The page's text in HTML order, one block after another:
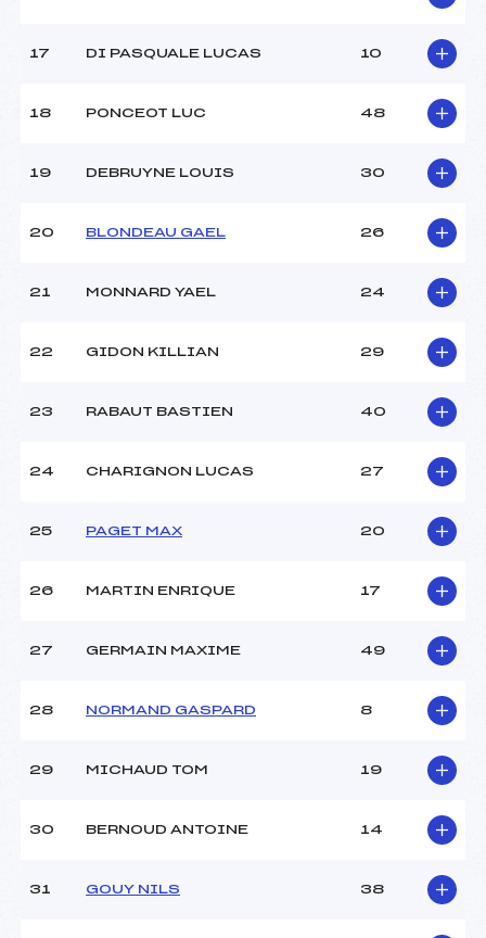
17 DI PASQUALE LUCAS 10
18 PONCEOT LUC 48
19 DEBRUYNE LOUIS 30
20 BLONDEAU GAEL 26
21 MONNARD YAEL 24
22 GIDON KILLIAN 29
23 RABAUT BASTIEN 40
24 CHARIGNON LUCAS 27
25 PAGET MAX 20
26 MARTIN ENRIQUE 17
27 GERMAIN MAXIME 49
28 NORMAND GASPARD 8
29 MICHAUD TOM 19
30 BERNOUD ANTOINE 14
31 GOUY NILS 38